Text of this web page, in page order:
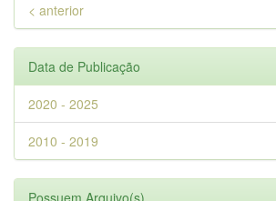
< anterior
Data de Publicação
2020 - 2025
2010 - 2019
Possuem Arquivo(s)